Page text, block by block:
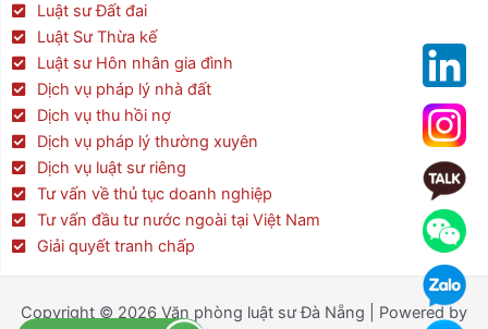
Luật sư Đất đai
Luật Sư Thừa kế
Luật sư Hôn nhân gia đình
Dịch vụ pháp lý nhà đất
Dịch vụ thu hồi nợ
Dịch vụ pháp lý thường xuyên
Dịch vụ luật sư riêng
Tư vấn về thủ tục doanh nghiệp
Tư vấn đầu tư nước ngoài tại Việt Nam
Giải quyết tranh chấp
Copyright © 2026 Văn phòng luật sư Đà Nẵng | Powered by